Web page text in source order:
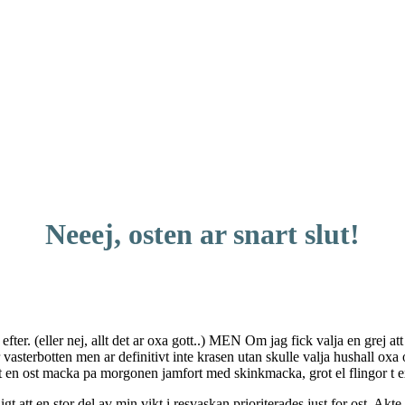
Neeej, osten ar snart slut!
(eller nej, allt det ar oxa gott..) MEN Om jag fick valja en grej
men ar definitivt inte krasen utan skulle valja hushall
ost macka pa morgonen jamfort med skinkmacka, grot el flingor t